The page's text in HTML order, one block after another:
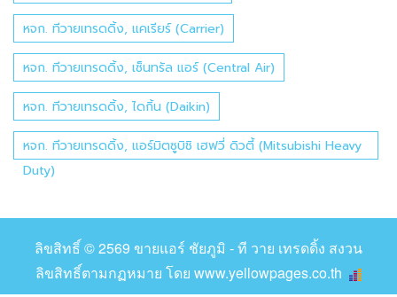
หจก. ทีวายเทรดดิ้ง, แคเรียร์ (Carrier)
หจก. ทีวายเทรดดิ้ง, เซ็นทรัล แอร์ (Central Air)
หจก. ทีวายเทรดดิ้ง, ไดกิ้น (Daikin)
หจก. ทีวายเทรดดิ้ง, แอร์มิตซูบิชิ เฮฟวี่ ดิวตี้ (Mitsubishi Heavy
Duty)
ลิขสิทธิ์ © 2569 ขายแอร์ ชัยภูมิ - ที วาย เทรดดิ้ง สงวน
ลิขสิทธิ์ตามกฏหมาย โดย www.yellowpages.co.th